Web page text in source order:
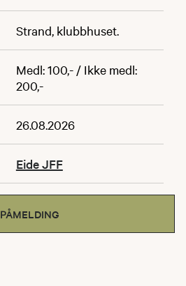
Strand, klubbhuset.
Medl: 100,- / Ikke medl:
200,-
26.08.2026
Eide JFF
PÅMELDING